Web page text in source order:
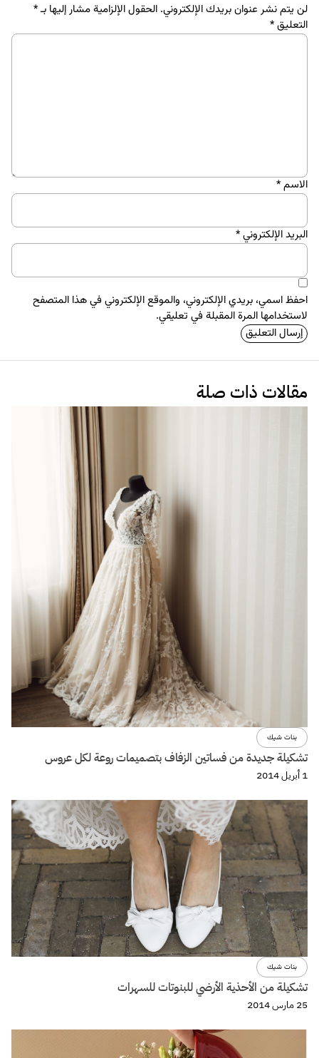
لن يتم نشر عنوان بريدك الإلكتروني. الحقول الإلزامية مشار إليها بـ*
التعليق*
الاسم*
البريد الإلكتروني*
احفظ اسمي، بريدي الإلكتروني، والموقع الإلكتروني في هذا المتصفح
لاستخدامها المرة المقبلة في تعليقي.
مقالات ذات صلة
بنات شيك
تشكيلة جديدة من فساتين الزفاف بتصميمات روعة لكل عروس
1 أبريل 2014
بنات شيك
تشكيلة من الأحذية الأرضي للبنوتات للسهرات
25 مارس 2014